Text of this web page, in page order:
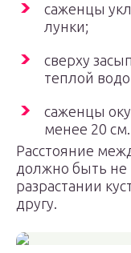
саженцы
лунки;
сверху
теплой
саженцы
менее 20 см.
Расстояние
должно быть не
разрастании
другу.